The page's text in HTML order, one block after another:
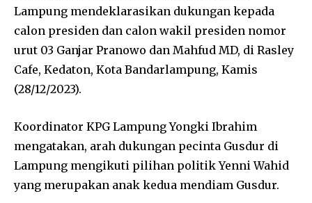
Lampung mendeklarasikan dukungan kepada
calon presiden dan calon wakil presiden nomor
urut 03 Ganjar Pranowo dan Mahfud MD, di Rasley
Cafe, Kedaton, Kota Bandarlampung, Kamis
(28/12/2023).
Koordinator KPG Lampung Yongki Ibrahim
mengatakan, arah dukungan pecinta Gusdur di
Lampung mengikuti pilihan politik Yenni Wahid
yang merupakan anak kedua mendiam Gusdur.